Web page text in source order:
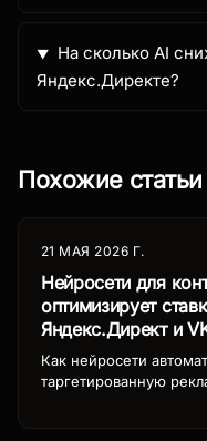
На сколько AI
Яндекс.Директе?
Похожие статьи
21 МАЯ 2026 Г.
Нейросети для
оптимизирует
Яндекс.Директ и
Как нейросети
таргетированную